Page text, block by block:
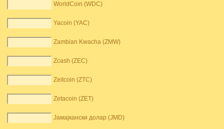
WorldCoin (WDC)
Yacoin (YAC)
Zambian Kwacha (ZMW)
Zcash (ZEC)
Zeitcoin (ZTC)
Zetacoin (ZET)
Јамајкански долар (JMD)